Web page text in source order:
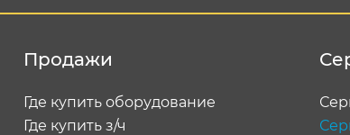
Продажи
Где купить оборудование
Где купить з/ч